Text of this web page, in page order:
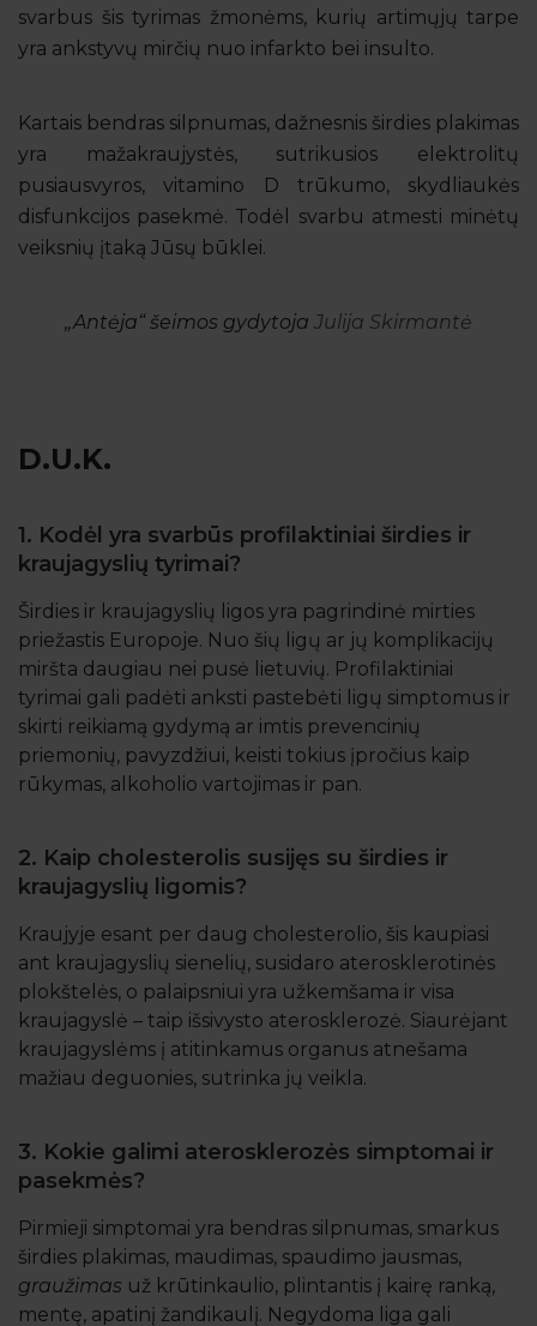
svarbus šis tyrimas žmonėms, kurių artimųjų tarpe
yra ankstyvų mirčių nuo infarkto bei insulto.
Kartais bendras silpnumas, dažnesnis širdies plakimas
yra mažakraujystės, sutrikusios elektrolitų
pusiausvyros, vitamino D trūkumo, skydliaukės
disfunkcijos pasekmė. Todėl svarbu atmesti minėtų
veiksnių įtaką Jūsų būklei.
„Antėja“ šeimos gydytoja Julija Skirmantė
D.U.K.
1. Kodėl yra svarbūs profilaktiniai širdies ir
kraujagyslių tyrimai?
Širdies ir kraujagyslių ligos yra pagrindinė mirties
priežastis Europoje. Nuo šių ligų ar jų komplikacijų
miršta daugiau nei pusė lietuvių. Profilaktiniai
tyrimai gali padėti anksti pastebėti ligų simptomus ir
skirti reikiamą gydymą ar imtis prevencinių
priemonių, pavyzdžiui, keisti tokius įpročius kaip
rūkymas, alkoholio vartojimas ir pan.
2. Kaip cholesterolis susijęs su širdies ir
kraujagyslių ligomis?
Kraujyje esant per daug cholesterolio, šis kaupiasi
ant kraujagyslių sienelių, susidaro aterosklerotinės
plokštelės, o palaipsniui yra užkemšama ir visa
kraujagyslė – taip išsivysto aterosklerozė. Siaurėjant
kraujagyslėms į atitinkamus organus atnešama
mažiau deguonies, sutrinka jų veikla.
3. Kokie galimi aterosklerozės simptomai ir
pasekmės?
Pirmieji simptomai yra bendras silpnumas, smarkus
širdies plakimas, maudimas, spaudimo jausmas,
graužimas už krūtinkaulio, plintantis į kairę ranką,
mentę, apatinį žandikaulį. Negydoma liga gali